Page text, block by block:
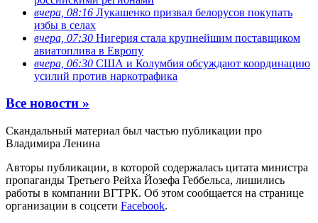
вчера, 08:16 Лукашенко призвал белорусов покупать
избы в селах
вчера, 07:30 Нигерия стала крупнейшим поставщиком
авиатоплива в Европу
вчера, 06:30 США и Колумбия обсуждают координацию
усилий против наркотрафика
Все новости »
Скандальный материал был частью публикации про
Владимира Ленина
Авторы публикации, в которой содержалась цитата министра
пропаганды Третьего Рейха Йозефа Геббельса, лишились
работы в компании ВГТРК. Об этом сообщается на странице
организации в соцсети Facebook.